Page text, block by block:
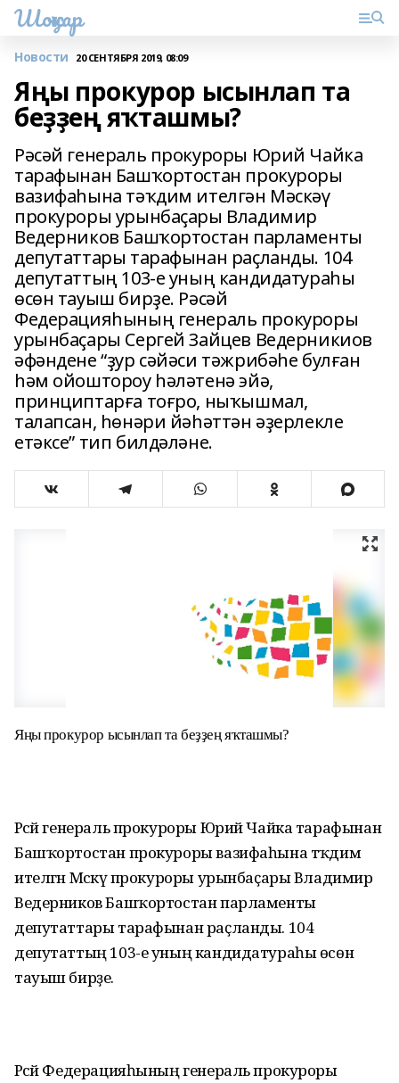
Шоңҡар
Новости 20 СЕНТЯБРЯ 2019, 08:09
Яңы прокурор ысынлап та
беҙҙең яҡташмы?
Рәсәй генераль прокуроры Юрий Чайка
тарафынан Башҡортостан прокуроры
вазифаһына тәҡдим ителгән Мәскәү
прокуроры урынбаҫары Владимир
Ведерников Башҡортостан парламенты
депутаттары тарафынан раҫланды. 104
депутаттың 103-е уның кандидатураһы
өсөн тауыш бирҙе. Рәсәй
Федерацияһының генераль прокуроры
урынбаҫары Сергей Зайцев Ведерникиов
әфәндене “ҙур сәйәси тәжрибәһе булған
һәм ойоштороу һәләтенә эйә,
принциптарға тоғро, ныҡышмал,
талапсан, һөнәри йәһәттән әҙерлекле
етәксе” тип билдәләне.
Яңы прокурор ысынлап та беҙҙең яҡташмы?
Рәсәй генераль прокуроры Юрий Чайка тарафынан
Башҡортостан прокуроры вазифаһына тәҡдим
ителгән Мәскәү прокуроры урынбаҫары Владимир
Ведерников Башҡортостан парламенты
депутаттары тарафынан раҫланды. 104
депутаттың 103-е уның кандидатураһы өсөн
тауыш бирҙе.
Рәсәй Федерацияһының генераль прокуроры